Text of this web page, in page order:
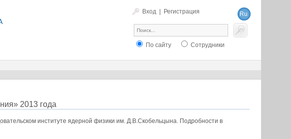
Вход Регистрация
Ru
En
По сайту Сотрудники
2013 года
институте ядерной физики им. Д.В.Скобельцына. Подробности в